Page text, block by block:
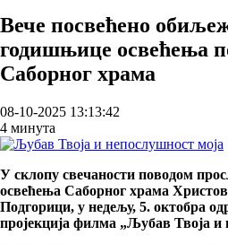
Вече посвећено
годишњице освећења
Саборног храма
08-10-2025 13:13:42
4 минута
У склопу свечаности поводом
освећења Саборног храма
Подгорици, у недељу, 5. октобра
пројекција филма „Љубав Твоја и